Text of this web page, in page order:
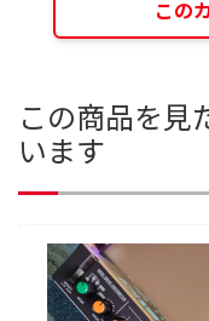
この
この商品を見
います